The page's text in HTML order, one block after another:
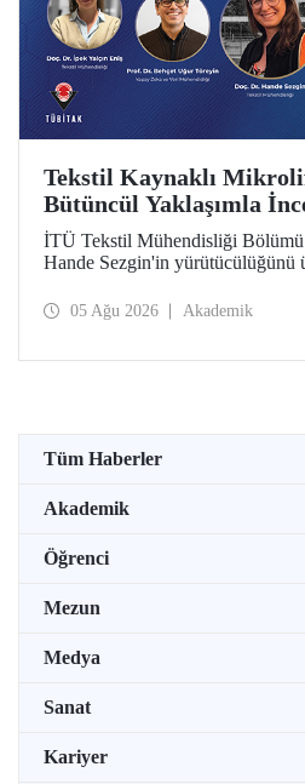
Tekstil Kaynaklı Mikrolif
Bütüncül Yaklaşımla
Azaltım Stratejileri
TÜBİTAK Desteği
İTÜ Tekstil Mühendisliği
Hande Sezgin'in yürütücülüğünü
Koşullarına Bağlı Mikrolif
05 Ağu 2026 Akademik
Tüm Haberler
Akademik
Öğrenci
Mezun
Medya
Sanat
Kariyer